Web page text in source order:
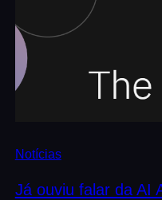
Notícias
Já ouviu falar da AI